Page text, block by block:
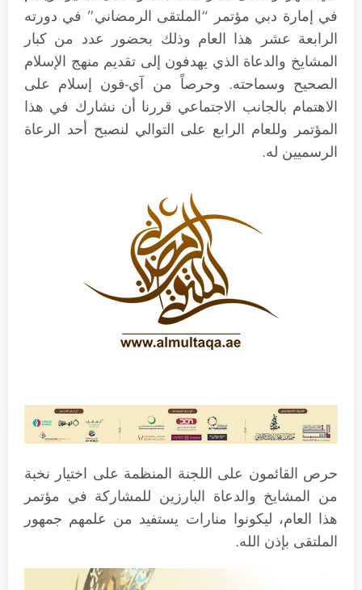
في إمارة دبي مؤتمر “الملتقى الرمضاني” في دورته
الرابعة عشر هذا العام وذلك بحضور عدد من كبار
المشايخ والدعاة الذي يهدفون إلى تقديم منهج الإسلام
الصحيح وسماحته. وحرصاً من آي-فون إسلام على
الاهتمام بالجانب الاجتماعي قررنا أن نشارك في هذا
المؤتمر وللعام الرابع على التوالي لنصبح أحد الرعاة
الرسميين له.
حرص القائمون على اللجنة المنظمة على اختيار نخبة
من المشايخ والدعاة البارزين للمشاركة في مؤتمر
هذا العام، ليكونوا منارات يستفيد من علمهم جمهور
الملتقى بإذن الله.